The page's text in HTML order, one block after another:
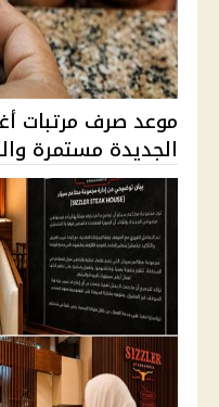
الجديدة مستمرة والصرف